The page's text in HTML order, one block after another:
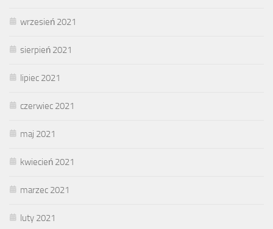
wrzesień 2021
sierpień 2021
lipiec 2021
czerwiec 2021
maj 2021
kwiecień 2021
marzec 2021
luty 2021